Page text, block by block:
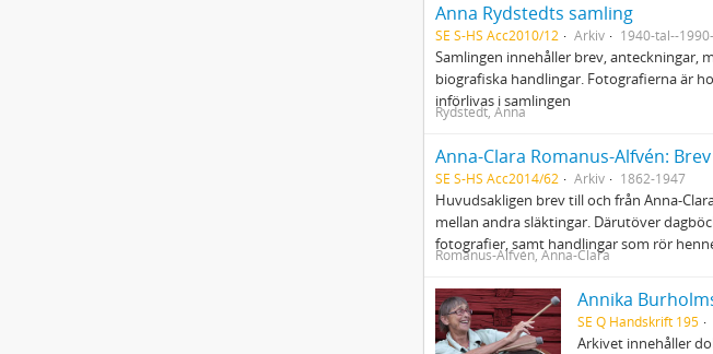
Anna Rydstedts samling
SE S-HS Acc2010/12 Arkiv 1940-tal--
Samlingen innehåller brev, anteckningar,
biografiska handlingar. Fotografierna är
införlivas i samlingen
Rydstedt, Anna
Anna-Clara Romanus-Alfvén:
SE S-HS Acc2014/62 Arkiv 1862-1947
Huvudsakligen brev till och från Anna-
mellan andra släktingar. Därutöver
fotografier, samt handlingar som rör
Romanus-Alfvén, Anna-Clara
Annika
SE Q Handskrift 195
Arkivet innehåller